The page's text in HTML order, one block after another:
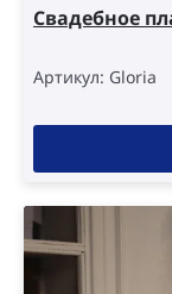
Свадебное
Артикул: Gloria